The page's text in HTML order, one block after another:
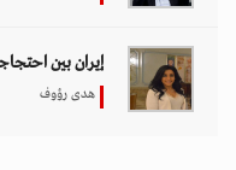
إيران بين
هدى رؤوف